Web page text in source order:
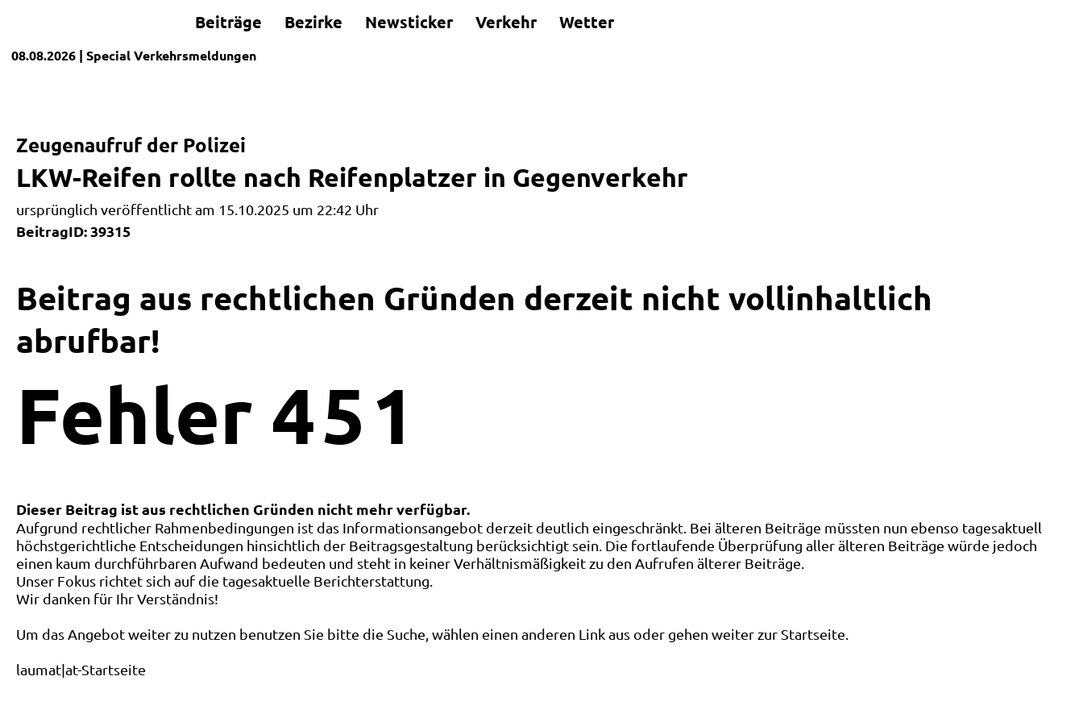
Beiträge Bezirke Newsticker Verkehr Wetter
08.08.2026 | SpecialVerkehrsmeldungen
Zeugenaufruf der Polizei
LKW-Reifen rollte nach Reifenplatzer in Gegenverkehr
ursprünglich veröffentlicht am 15.10.2025 um 22:42 Uhr
BeitragID: 39315
Beitrag aus rechtlichen Gründen derzeit nicht vollinhaltlich
abrufbar!
Fehler 4 5 1
Dieser Beitrag ist aus rechtlichen Gründen nicht mehr verfügbar.
Aufgrund rechtlicher Rahmenbedingungen ist das Informationsangebot derzeit deutlich eingeschränkt. Bei älteren Beiträge müssten nun ebenso tagesaktuell
höchstgerichtliche Entscheidungen hinsichtlich der Beitragsgestaltung berücksichtigt sein. Die fortlaufende Überprüfung aller älteren Beiträge würde jedoch
einen kaum durchführbaren Aufwand bedeuten und steht in keiner Verhältnismäßigkeit zu den Aufrufen älterer Beiträge.
Unser Fokus richtet sich auf die tagesaktuelle Berichterstattung.
Wir danken für Ihr Verständnis!
Um das Angebot weiter zu nutzen benutzen Sie bitte die Suche, wählen einen anderen Link aus oder gehen weiter zur Startseite.
laumat|at-Startseite